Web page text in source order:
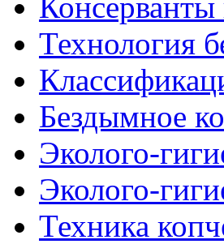
Технология
Бездымное
Эколого-
Эколого-
Техника